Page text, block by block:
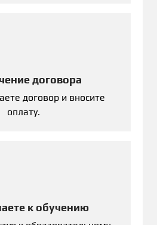
договора
договор и вносите
оплату.
к обучению